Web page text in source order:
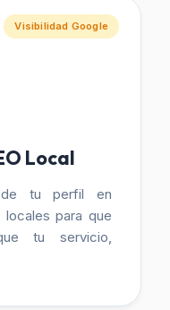
Visibilidad Google
Local
de tu perfil en
para que
tu servicio,